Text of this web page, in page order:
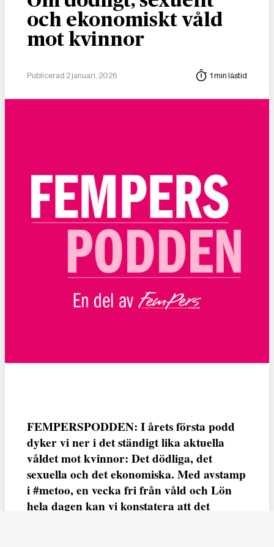
och ekonomiskt våld
mot kvinnor
Publicerad 2 januari, 2026 1 min lästid
FEMPERSPODDEN: I årets första podd
dyker vi ner i det ständigt lika aktuella
våldet mot kvinnor: Det dödliga, det
sexuella och det ekonomiska. Med avstamp
i #metoo, en vecka fri från våld och Lön
hela dagen kan vi konstatera att det